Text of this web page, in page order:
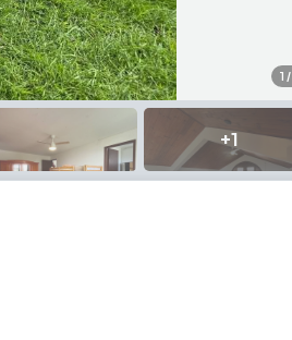
1 /
+1